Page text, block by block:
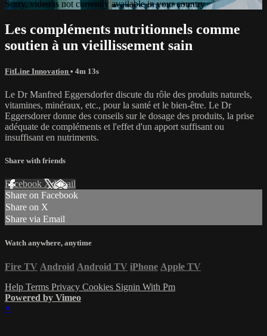
Sorry, video is not currently available in your country
Les compléments nutritionnels comme
soutien à un vieillissement sain
FitLine Innovation • 4m 13s
Le Dr Manfred Eggersdorfer discute du rôle des produits naturels,
vitamines, minéraux, etc., pour la santé et le bien-être. Le Dr
Eggersdorer donne des conseils sur le dosage des produits, la prise
adéquate de compléments et l'effet d'un apport suffisant ou
insuffisant en nutriments.
Share with friends
Facebook XEmail
Share on Facebook
Share on X
Share via Email
Watch anywhere, anytime
Fire TV Android Android TV iPhone Apple TV
Help Terms Privacy Cookies Signin With Pm
Powered by Vimeo
×